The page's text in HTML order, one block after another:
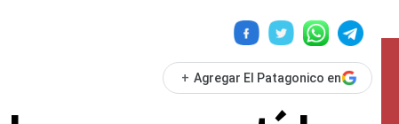
+ Agregar El Patagonico en